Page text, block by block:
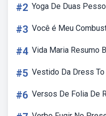
#2 Yoga De Duas
#3 Você é Meu
#4 Vida Maria Resumo
#5 Vestido Da Dress To
#6 Versos De Folia De